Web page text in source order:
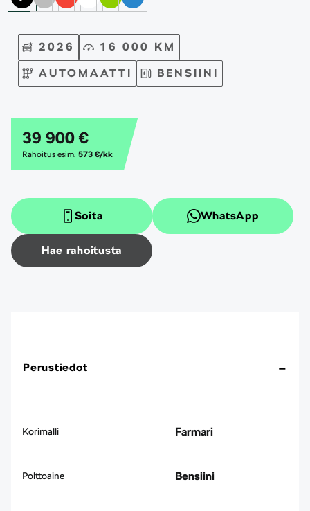
39 900 €
Rahoitus esim. 573 €/kk
2026
16 000 KM
AUTOMAATTI
BENSIINI
Soita WhatsApp
Hae rahoitusta
Perustiedot
Korimalli Farmari
Polttoaine Bensiini